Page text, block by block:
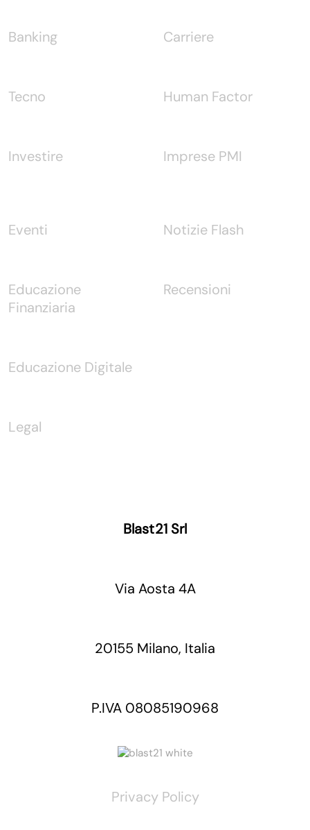
Banking
Tecno
Investire
Carriere
Human Factor
Imprese PMI
Eventi
Educazione
Finanziaria
Educazione Digitale
Legal
Notizie Flash
Recensioni
Blast21 Srl
Via Aosta 4A
20155 Milano, Italia
P.IVA 08085190968
Privacy Policy